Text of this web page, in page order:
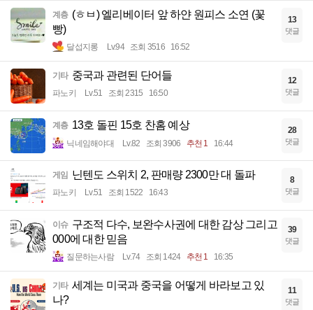
계층 (ㅎㅂ) 엘리베이터 앞 하얀 원피스 소연 (꽃
빵)
달섭지롱 Lv.94 조회 3516 16:52
13
댓글
기타 중국과 관련된 단어들
파노키 Lv.51 조회 2315 16:50
12
댓글
계층 13호 돌핀 15호 찬홈 예상
닉네임해야대 Lv.82 조회 3906 추천 1 16:44
28
댓글
게임 닌텐도 스위치 2, 판매량 2300만 대 돌파
파노키 Lv.51 조회 1522 16:43
8
댓글
이슈 구조적 다수, 보완수사권에 대한 감상 그리고
000에 대한 믿음
질문하는사람 Lv.74 조회 1424 추천 1 16:35
39
댓글
기타 세계는 미국과 중국을 어떻게 바라보고 있
나?
11
댓글